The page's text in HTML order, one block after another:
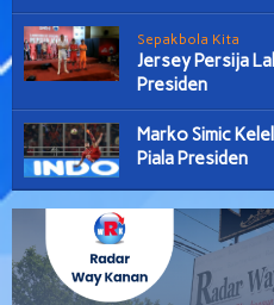
Sepakbola Kita
Jersey Persija
Presiden
Marko Simic
Piala Presiden